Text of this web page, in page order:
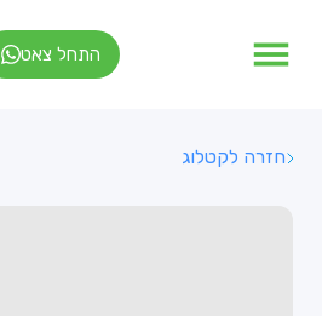
התחל צאט
חזרה לקטלוג